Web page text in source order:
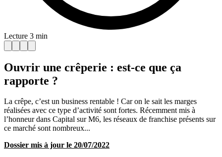
Lecture 3 min
Ouvrir une crêperie : est-ce que ça
rapporte ?
La crêpe, c’est un business rentable ! Car on le sait les marges
réalisées avec ce type d’activité sont fortes. Récemment mis à
l’honneur dans Capital sur M6, les réseaux de franchise présents sur
ce marché sont nombreux...
Dossier mis à jour le 20/07/2022